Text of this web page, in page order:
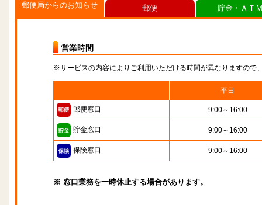
郵便局からのお知らせ
営業時間
※サービスの内容によりご利用いただける時間が異なりますので
平日
郵便窓口 9:00～16:00
貯金窓口 9:00～16:00
保険窓口 9:00～16:00
※ 窓口業務を一時休止する場合があります。
郵便 貯金・ＡＴ